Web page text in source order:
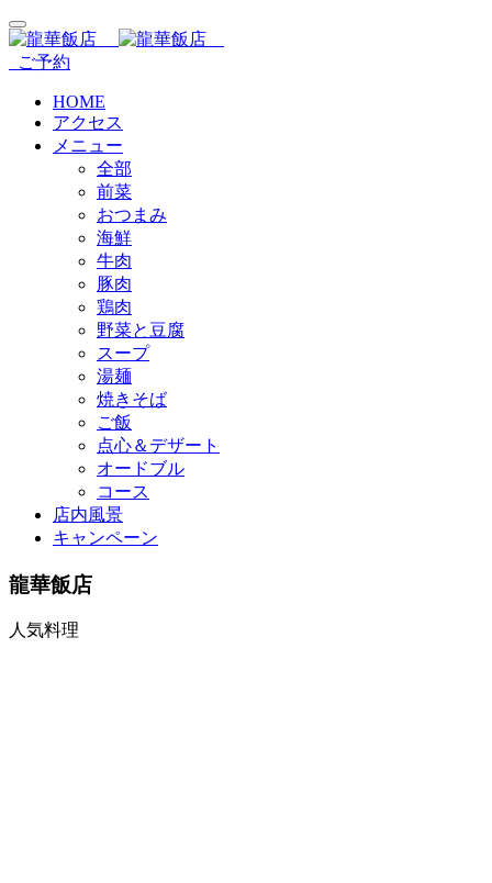
ご予約
HOME
アクセス
メニュー
全部
前菜
おつまみ
海鮮
牛肉
豚肉
鶏肉
野菜と豆腐
スープ
湯麺
焼きそば
ご飯
点心＆デザート
オードブル
コース
店内風景
キャンペーン
龍華飯店
人気料理